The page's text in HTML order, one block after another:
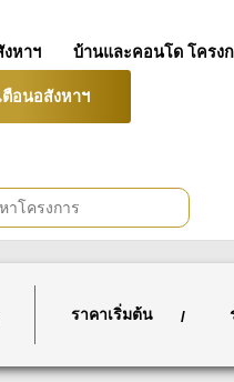
หาฯ บ้านและคอนโด โครง
ตือนอสังหาฯ
ราคาเริ่มต้น /